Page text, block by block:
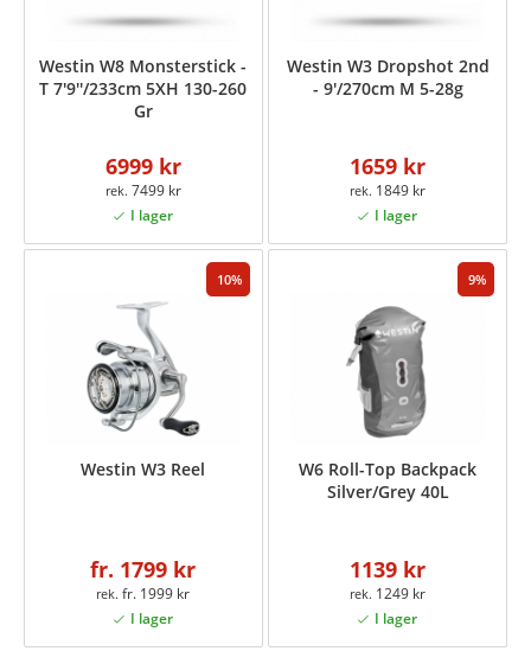
Westin W8 Monsterstick -
T 7'9''/233cm 5XH 130-260
Gr
6999 kr
7499 kr
Westin W3 Dropshot 2nd
- 9'/270cm M 5-28g
1659 kr
1849 kr
10
Westin W3 Reel
fr. 1799 kr
fr. 1999 kr
9
W6 Roll-Top Backpack
Silver/Grey 40L
1139 kr
1249 kr